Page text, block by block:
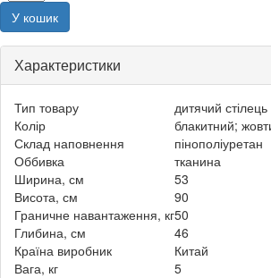
У кошик
Характеристики
Тип товару
дитячий стілець
Колір
блакитний;
Склад наповнення
пінополіуретан
Оббивка
тканина
Ширина, см
53
Висота, см
90
Граничне навантаження, кг50
Глибина, см
46
Країна виробник
Китай
Вага, кг
5